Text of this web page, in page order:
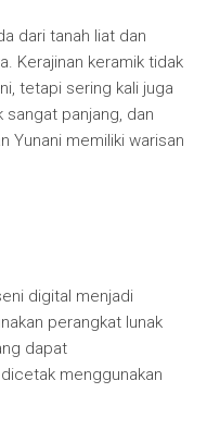
dari tanah liat dan
Kerajinan keramik tidak
tetapi sering kali juga
panjang, dan
Yunani memiliki warisan
digital menjadi
perangkat lunak
dapat
menggunakan